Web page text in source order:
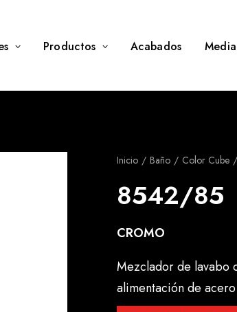
Productos Acabados Media
Inicio Baño Color Cube
8542/85
CROMO
Mezclador de lavabo
alimentación de